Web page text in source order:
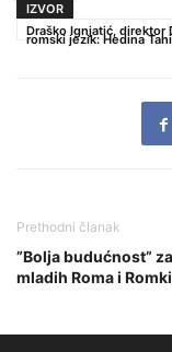
IZVOR
Draško Ignjatić, direktor
romski jezik: Hedina
Prethodni članak
”Bolja budućnost”
mladih Roma i